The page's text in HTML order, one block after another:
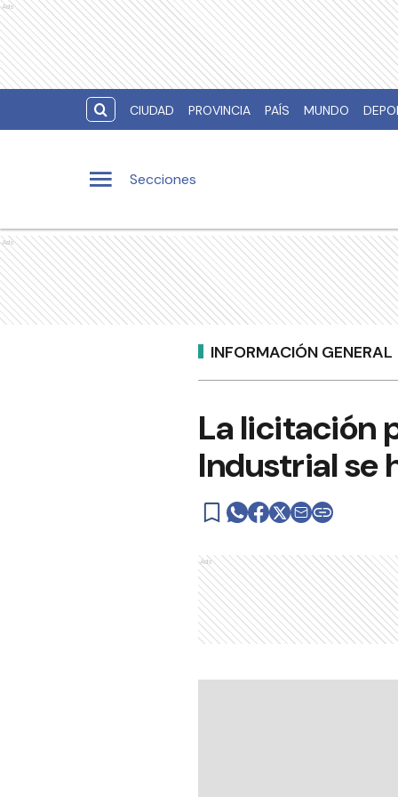
Ads
CIUDAD PROVINCIA PAÍS MUNDO
Secciones
Ads
INFORMACIÓN GENERAL
La licitación
Industrial se
Ads